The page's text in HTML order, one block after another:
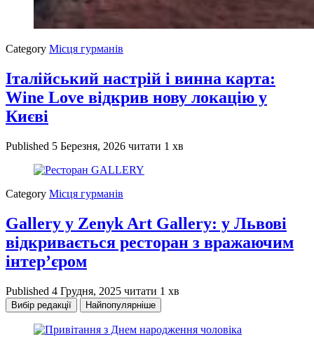
Category Місця гурманів
Італійський настрій і винна карта:
Wine Love відкрив нову локацію у
Києві
Published 5 Березня, 2026 читати 1 хв
Category Місця гурманів
Gallery у Zenyk Art Gallery: у Львові
відкривається ресторан з вражаючим
інтер’єром
Published 4 Грудня, 2025 читати 1 хв
Вибір редакції Найпопулярніше